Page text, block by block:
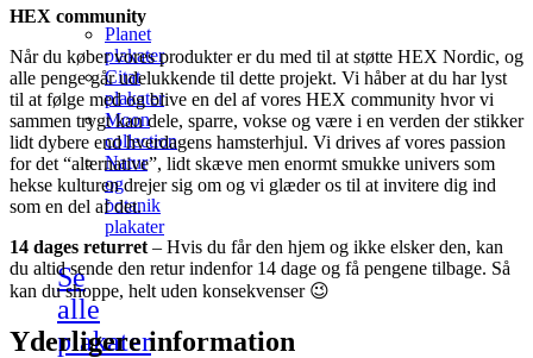
Planet
plakater
Citat
plakater
Moon
collection
Natur
og
botanik
plakater
Se
alle
plakater
HEX community
Når du køber vores produkter er du med til at støtte HEX Nordic, og
alle penge går udelukkende til dette projekt. Vi håber at du har lyst
til at følge med og blive en del af vores HEX community hvor vi
sammen trygt kan dele, sparre, vokse og være i en verden der stikker
lidt dybere end hverdagens hamsterhjul. Vi drives af vores passion
for det “alternative”, lidt skæve men enormt smukke univers som
hekse kulturen drejer sig om og vi glæder os til at invitere dig ind
som en del af det.
14 dages returret – Hvis du får den hjem og ikke elsker den, kan
du altid sende den retur indenfor 14 dage og få pengene tilbage. Så
kan du shoppe, helt uden konsekvenser 😉
Yderligere information